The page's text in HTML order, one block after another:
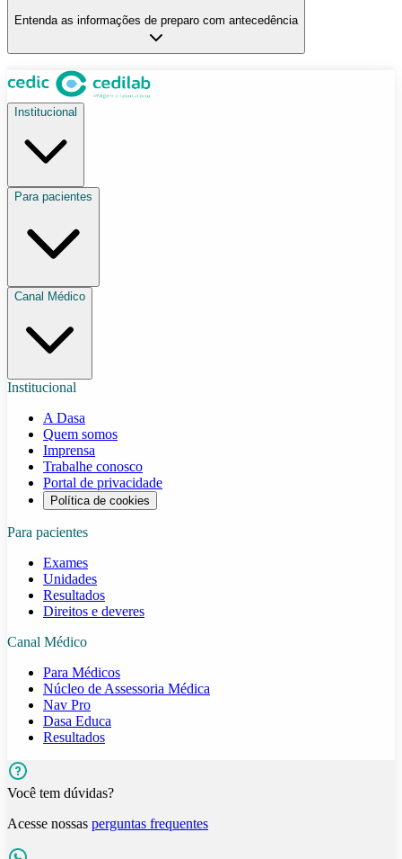
Entenda as informações de preparo com antecedência
Institucional
Para pacientes
Canal Médico
Institucional
A Dasa
Quem somos
Imprensa
Trabalhe conosco
Portal de privacidade
Política de cookies
Para pacientes
Exames
Unidades
Resultados
Direitos e deveres
Canal Médico
Para Médicos
Núcleo de Assessoria Médica
Nav Pro
Dasa Educa
Resultados
Você tem dúvidas?
Acesse nossas perguntas frequentes